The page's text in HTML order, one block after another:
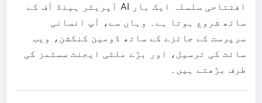
افتتاحی سلسلہ ایک بار AI آپریٹر ہینڈ آف کے
ساتھ شروع ہوتا ہے۔ وہاں سے، آپ انسانی
سرپرست کے جائزے کے ساتھ ڈومین کنکشن، ویب
سائٹ کی ترسیل، اور بڑے ملٹی ایجنٹ سسٹمز کی
طرف بڑھتے ہیں۔